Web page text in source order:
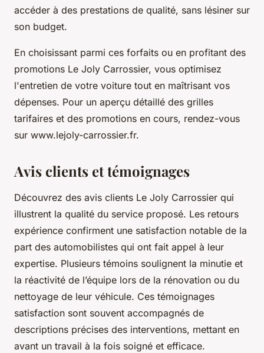
accéder à des prestations de qualité, sans lésiner sur
son budget.
En choisissant parmi ces forfaits ou en profitant des
promotions Le Joly Carrossier, vous optimisez
l'entretien de votre voiture tout en maîtrisant vos
dépenses. Pour un aperçu détaillé des grilles
tarifaires et des promotions en cours, rendez-vous
sur www.lejoly-carrossier.fr.
Avis clients et témoignages
Découvrez des avis clients Le Joly Carrossier qui
illustrent la qualité du service proposé. Les retours
expérience confirment une satisfaction notable de la
part des automobilistes qui ont fait appel à leur
expertise. Plusieurs témoins soulignent la minutie et
la réactivité de l’équipe lors de la rénovation ou du
nettoyage de leur véhicule. Ces témoignages
satisfaction sont souvent accompagnés de
descriptions précises des interventions, mettant en
avant un travail à la fois soigné et efficace.